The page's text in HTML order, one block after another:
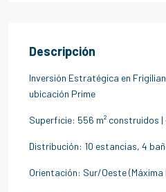
Descripción
Inversión Estratégica en
ubicación Prime
Superficie: 556 m² construidos
Distribución: 10 estancias, 4
Orientación: Sur/Oeste